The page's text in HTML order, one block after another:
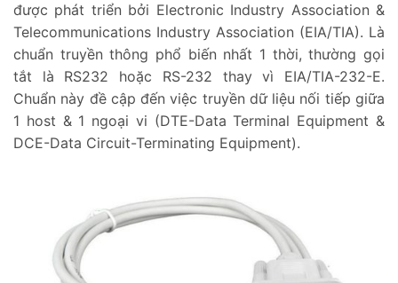
được phát triển bởi Electronic Industry Association &
Telecommunications Industry Association (EIA/TIA). Là
chuẩn truyền thông phổ biến nhất 1 thời, thường gọi
tắt là RS232 hoặc RS-232 thay vì EIA/TIA-232-E.
Chuẩn này đề cập đến việc truyền dữ liệu nối tiếp giữa
1 host & 1 ngoại vi (DTE-Data Terminal Equipment &
DCE-Data Circuit-Terminating Equipment).